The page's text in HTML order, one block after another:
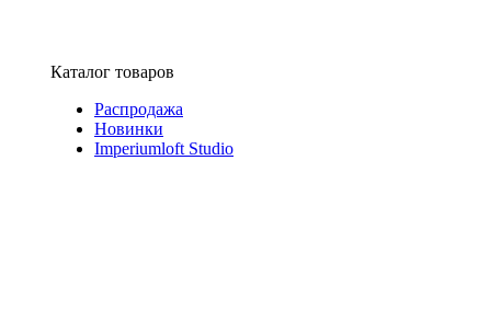
Каталог товаров
Распродажа
Новинки
Imperiumloft Studio